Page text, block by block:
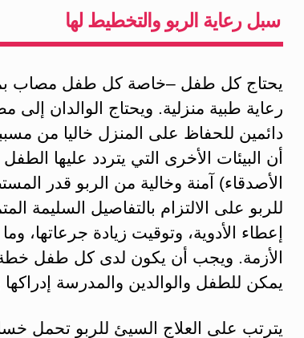
سبل رعاية الربو والتخطيط لها
يحتاج كل طفل –خاصة كل طفل مصاب
رعاية طبية منزلية. ويحتاج الوالدان إلى
دائمين للحفاظ على المنزل خاليا من
أن البيئات الأخرى التي يتردد عليها
الأصدقاء) آمنة وخالية من الربو قدر
للربو على الالتزام بالتفاصيل السليمة
إعطاء الأدوية، وتوقيت زيادة جرعاتها،
الأزمة. ويجب أن يكون لدى كل طفل خطة
يمكن للطفل والوالدين والمدرسة إدراكها
يترتب على العلاج السيئ للربو تحمل